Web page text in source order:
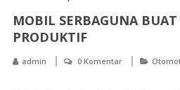
MOBIL SERBAGUNA
PRODUKTIF
admin 0 Komentar